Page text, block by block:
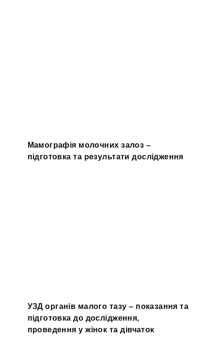
Мамографія молочних залоз –
підготовка та результати дослідження
УЗД органів малого тазу – показання та
підготовка до дослідження,
проведення у жінок та дівчаток